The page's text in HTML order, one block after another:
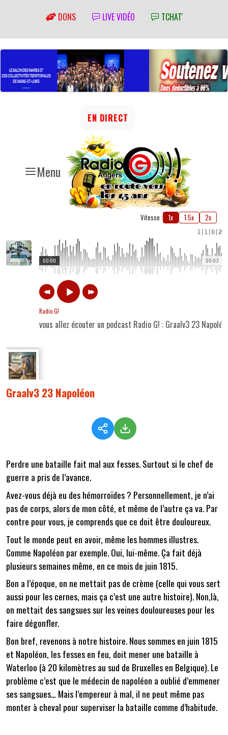
DONS LIVE VIDÉO TCHAT'
Menu
EN DIRECT
Vitesse : 1x 1.5x 2x
1 1 0 2
00:03
00:00
Radio G!
vous allez écouter un podcast Radio G! : Graalv3 23
Graalv3 23 Napoléon
Perdre une bataille fait mal aux fesses. Surtout si le chef de
guerre a pris de l’avance.
Avez-vous déjà eu des hémorroïdes ? Personnellement, je n’ai
pas de corps, alors de mon côté, et même de l’autre ça va. Par
contre pour vous, je comprends que ce doit être douloureux.
Tout le monde peut en avoir, même les hommes illustres.
Comme Napoléon par exemple. Oui, lui-même. Ça fait déjà
plusieurs semaines même, en ce mois de juin 1815.
Bon a l’époque, on ne mettait pas de crème (celle qui vous sert
aussi pour les cernes, mais ça c’est une autre histoire). Non,là,
on mettait des sangsues sur les veines douloureuses pour les
faire dégonfler.
Bon bref, revenons à notre histoire. Nous sommes en juin 1815
et Napoléon, les fesses en feu, doit mener une bataille à
Waterloo (à 20 kilomètres au sud de Bruxelles en Belgique). Le
problème c’est que le médecin de napoléon a oublié d’emmener
ses sangsues… Mais l’empereur à mal, il ne peut même pas
monter à cheval pour superviser la bataille comme d’habitude.